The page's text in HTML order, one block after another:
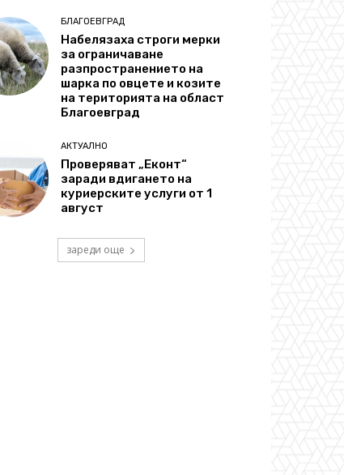
БЛАГОЕВГРАД
Набелязаха строги мерки
за ограничаване
разпространението на
шарка по овцете и козите
на територията на област
Благоевград
АКТУАЛНО
Проверяват „Еконт“
заради вдигането на
куриерските услуги от 1
август
зареди още